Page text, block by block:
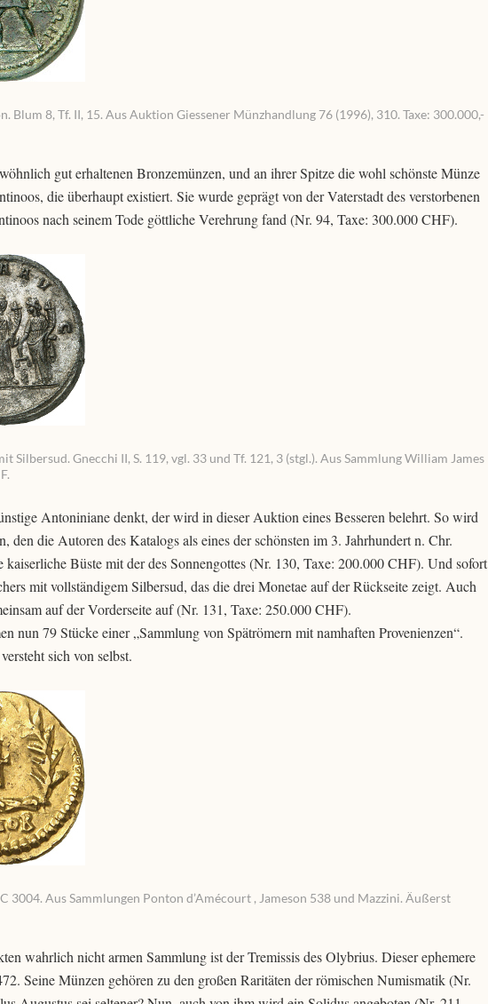
8, Tf. II, 15. Aus Auktion Giessener Münzhandlung 76 (1996), 310. Taxe: 300.000,-
gut erhaltenen Bronzemünzen, und an ihrer Spitze die wohl schönste Münze
die überhaupt existiert. Sie wurde geprägt von der Vaterstadt des verstorbenen
nach seinem Tode göttliche Verehrung fand (Nr. 94, Taxe: 300.000 CHF).
Silbersud. Gnecchi II, S. 119, vgl. 33 und Tf. 121, 3 (stgl.). Aus Sammlung William James
Antoniniane denkt, der wird in dieser Auktion eines Besseren belehrt. So wird
den die Autoren des Katalogs als eines der schönsten im 3. Jahrhundert n. Chr.
kaiserliche Büste mit der des Sonnengottes (Nr. 130, Taxe: 200.000 CHF). Und sofort
mit vollständigem Silbersud, das die drei Monetae auf der Rückseite zeigt. Auch
auf der Vorderseite auf (Nr. 131, Taxe: 250.000 CHF).
nun 79 Stücke einer „Sammlung von Spätrömern mit namhaften Provenienzen“.
sich von selbst.
3004. Aus Sammlungen Ponton d’Amécourt , Jameson 538 und Mazzini. Äußerst
wahrlich nicht armen Sammlung ist der Tremissis des Olybrius. Dieser ephemere
Seine Münzen gehören zu den großen Raritäten der römischen Numismatik (Nr.